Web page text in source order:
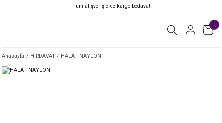
Tüm alışverişlerde kargo bedava!
Anasayfa HIRDAVAT HALAT NAYLON